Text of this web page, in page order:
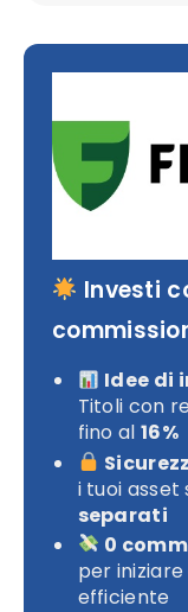
Investi
Idee di
Titoli con
fino al 16%
i tuoi asset
separati
0
per
efficiente